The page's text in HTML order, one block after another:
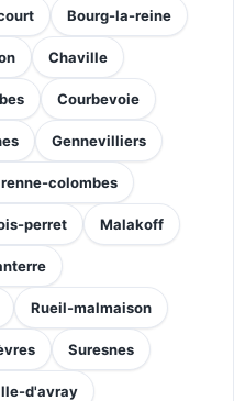
Bourg-la-reine
Chaville
Courbevoie
Gennevilliers
colombes
perret Malakoff
Rueil-malmaison
Suresnes
d'avray